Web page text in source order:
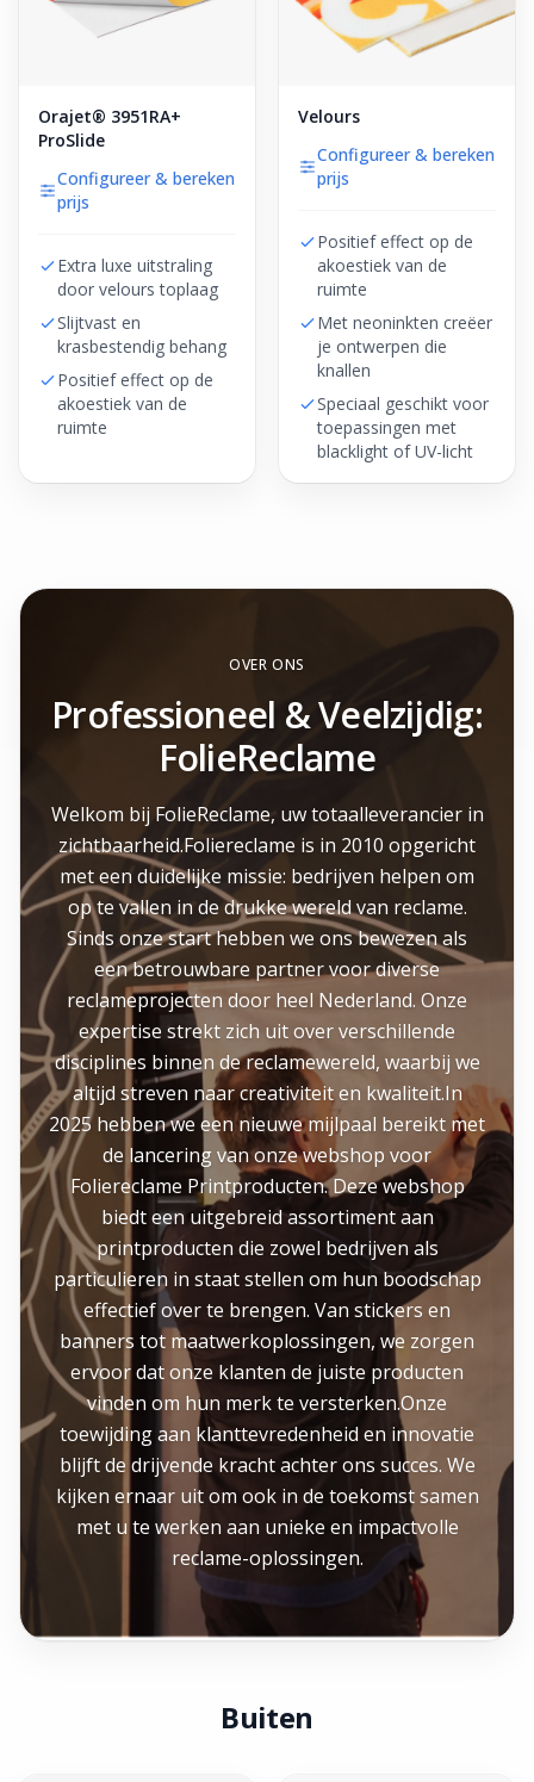
Orajet® 3951RA+
ProSlide
Configureer & bereken
prijs
Extra luxe uitstraling
door velours toplaag
Slijtvast en
krasbestendig behang
Positief effect op de
akoestiek van de
ruimte
Velours
Configureer & bereken
prijs
Positief effect op de
akoestiek van de
ruimte
Met neoninkten creëer
je ontwerpen die
knallen
Speciaal geschikt voor
toepassingen met
blacklight of UV-licht
OVER ONS
Professioneel & Veelzijdig:
FolieReclame
Welkom bij FolieReclame, uw totaalleverancier in
zichtbaarheid.Foliereclame is in 2010 opgericht
met een duidelijke missie: bedrijven helpen om
op te vallen in de drukke wereld van reclame.
Sinds onze start hebben we ons bewezen als
een betrouwbare partner voor diverse
reclameprojecten door heel Nederland. Onze
expertise strekt zich uit over verschillende
disciplines binnen de reclamewereld, waarbij we
altijd streven naar creativiteit en kwaliteit.In
2025 hebben we een nieuwe mijlpaal bereikt met
de lancering van onze webshop voor
Foliereclame Printproducten. Deze webshop
biedt een uitgebreid assortiment aan
printproducten die zowel bedrijven als
particulieren in staat stellen om hun boodschap
effectief over te brengen. Van stickers en
banners tot maatwerkoplossingen, we zorgen
ervoor dat onze klanten de juiste producten
vinden om hun merk te versterken.Onze
toewijding aan klanttevredenheid en innovatie
blijft de drijvende kracht achter ons succes. We
kijken ernaar uit om ook in de toekomst samen
met u te werken aan unieke en impactvolle
reclame-oplossingen.
Buiten